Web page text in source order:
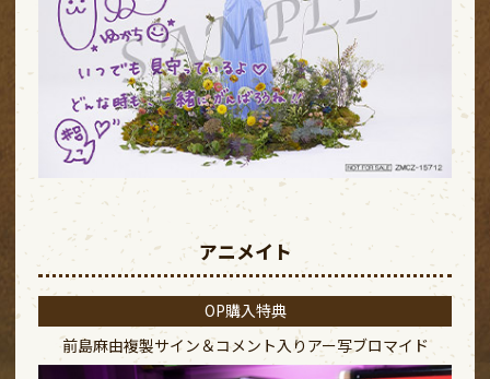
アニメイト
OP購入特典
前島麻由複製サイン＆コメント入り アー写ブロマイド